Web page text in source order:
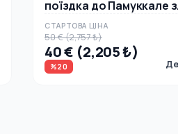
поїздка до Памуккале з
сніданком та
візитом
СТАРТОВА ЦІНА
50 € (2,757 ₺)
40 € (2,205 ₺)
%20